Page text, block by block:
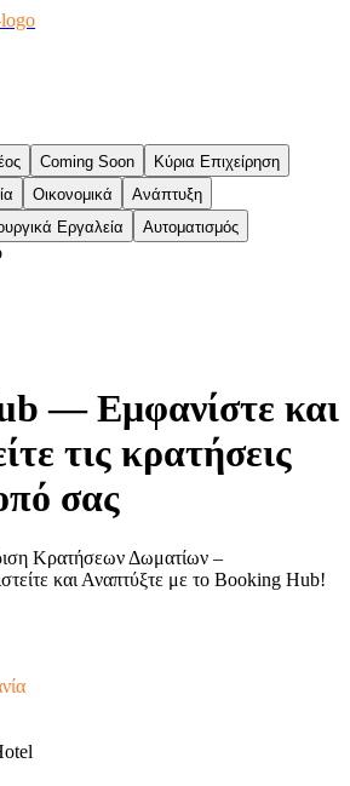
Coming Soon
Κύρια Επιχείρηση
Οικονομικά
Ανάπτυξη
Εργαλεία Αυτοματισμός
— Εμφανίστε και
τις κρατήσεις
σας
Κρατήσεων Δωματίων –
και Αναπτύξτε με το Booking Hub!